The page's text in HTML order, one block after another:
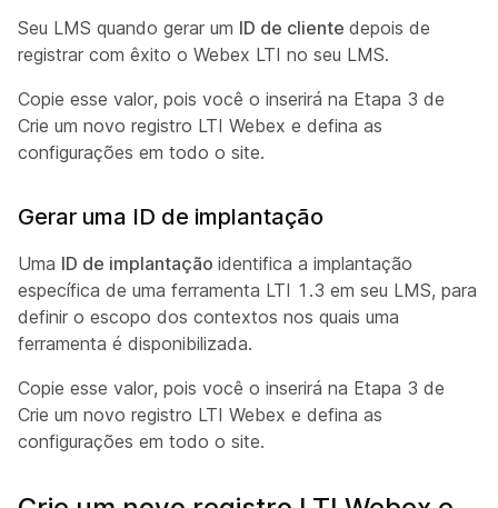
Seu LMS quando gerar um ID de cliente depois de
registrar com êxito o Webex LTI no seu LMS.
Copie esse valor, pois você o inserirá na Etapa 3 de
Crie um novo registro LTI Webex e defina as
configurações em todo o site.
Gerar uma ID de implantação
Uma ID de implantação identifica a implantação
específica de uma ferramenta LTI 1.3 em seu LMS, para
definir o escopo dos contextos nos quais uma
ferramenta é disponibilizada.
Copie esse valor, pois você o inserirá na Etapa 3 de
Crie um novo registro LTI Webex e defina as
configurações em todo o site.